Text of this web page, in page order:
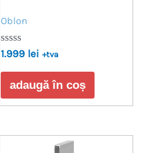
Oblon
Evaluat
0
din
1.999 lei +tva
adaugă în coș